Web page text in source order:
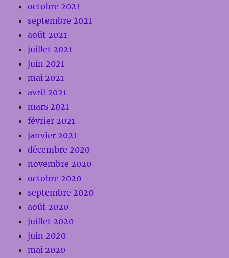
octobre 2021
septembre 2021
août 2021
juillet 2021
juin 2021
mai 2021
avril 2021
mars 2021
février 2021
janvier 2021
décembre 2020
novembre 2020
octobre 2020
septembre 2020
août 2020
juillet 2020
juin 2020
mai 2020